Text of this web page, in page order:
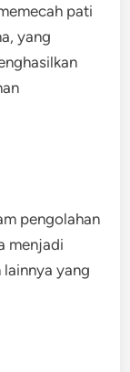
pati
yang
pengolahan
menjadi
yang